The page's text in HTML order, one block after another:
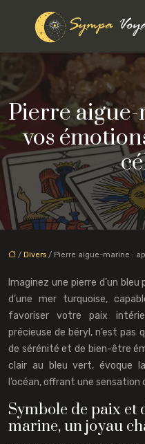
Pierre
vos
/ Divers / Pierre aigue-marine :
Imaginez une pierre d’un
d’une mer turquoise,
favoriser votre paix
précieuse de béryl, n’est pas
de sérénité et de bien-être
clair au bleu vert, évoque
l’océan, offrant une
Symbole de paix et
marine, un joyau